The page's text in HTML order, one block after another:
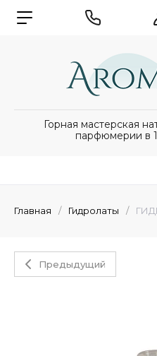
Горная мастерская
парфюмерии в
Главная / Гидролаты /
Предыдущий